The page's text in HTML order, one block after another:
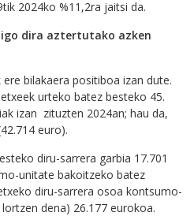
2024ko %11,2ra jaitsi da.
dira aztertutako azken
bilakaera positiboa izan dute.
urteko batez besteko 45.
izan zituzten 2024an; hau da,
euro).
diru-sarrera garbia 17.701
unitate bakoitzeko batez
diru-sarrera osoa kontsumo-
dena) 26.177 eurokoa.